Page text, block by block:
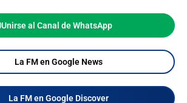
Unirse al Canal de WhatsApp
La FM en Google News
La FM en Google Discover